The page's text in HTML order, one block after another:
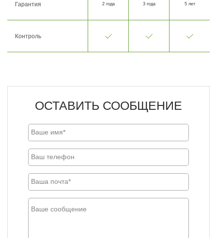
Гарантия 2 года 3 года 5 лет
Контроль
ОСТАВИТЬ СООБЩЕНИЕ